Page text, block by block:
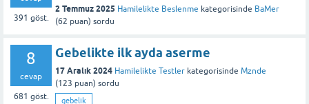
391 göst.
2 Temmuz 2025 Hamilelikte Beslenme kategorisinde BaMer
(62 puan) sordu
8
cevap
681 göst.
Gebelikte ilk ayda aserme
17 Aralık 2024 Hamilelikte Testler kategorisinde Mznde
(123 puan) sordu
gebelik